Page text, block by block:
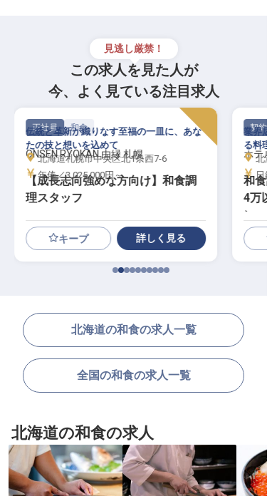
見逃し厳禁！
この求人を見た人が
今、よく見ている注目求人
正社員 和食
ONSEN RYOKAN 由縁 札幌
【成長志向強めな方向け】和食調
理スタッフ
伝統と革新が織りなす至福の一皿に、あな
たの技と想いを込めて
北海道札幌市中央区北1条西7-6
年俸／3,025,000円～
キープ 詳しく見る
契約
ホテ
和
4万
）
業界
る料
北
北海道の和食の求人一覧
全国の和食の求人一覧
北海道の和食の求人